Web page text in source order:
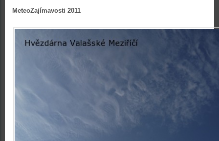
MeteoZajímavosti 2011